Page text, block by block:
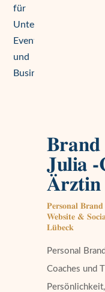
Julia -
Ärztin
Personal
Website &
Lübeck
Personal
Coaches und